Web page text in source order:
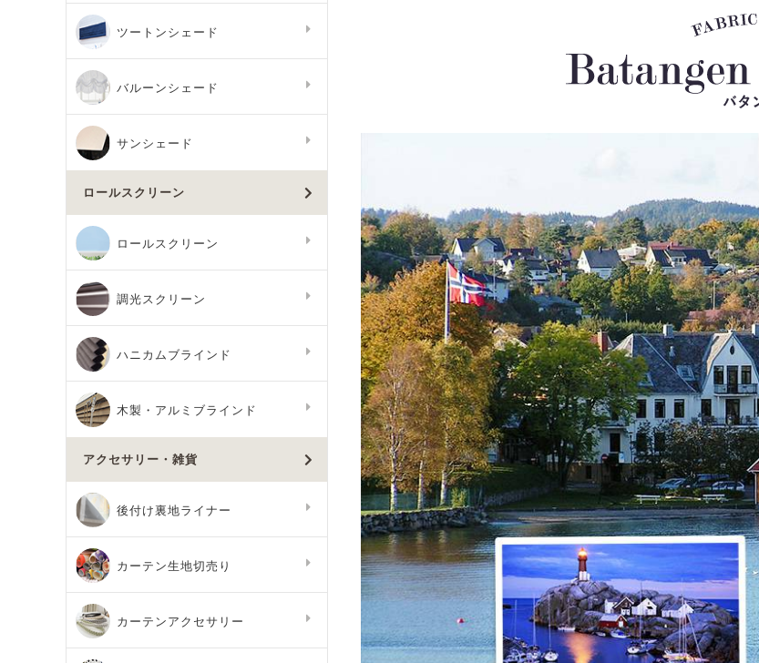
ツートンシェード
バルーンシェード
サンシェード
ロールスクリーン
ロールスクリーン
調光スクリーン
ハニカムブラインド
木製・アルミブラインド
アクセサリー・雑貨
後付け裏地ライナー
カーテン生地切売り
カーテンアクセサリー